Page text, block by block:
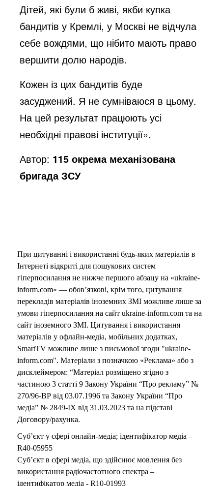
Дітей, які були б живі, якби купка
бандитів у Кремлі, у Москві не відчула
себе вождями, що нібито мають право
вершити долю народів.
Кожен із цих бандитів буде
засуджений. Я не сумніваюся в цьому.
На цей результат працюють усі
необхідні правові інституції».
Автор: 115 окрема механізована
бригада ЗСУ
При цитуванні і використанні будь-яких матеріалів в
Інтернеті відкриті для пошукових систем
гіперпосилання не нижче першого абзацу на «ukraine-
inform.com» — обов’язкові, крім того, цитування
перекладів матеріалів іноземних ЗМІ можливе лише за
умови гіперпосилання на сайт ukraine-inform.com та на
сайт іноземного ЗМІ. Цитування і використання
матеріалів у офлайн-медіа, мобільних додатках,
SmartTV можливе лише з письмової згоди "ukraine-
inform.com". Матеріали з позначкою «Реклама» або з
дисклеймером: “Матеріал розміщено згідно з
частиною 3 статті 9 Закону України “Про рекламу” №
270/96-ВР від 03.07.1996 та Закону України “Про
медіа” № 2849-IX від 31.03.2023 та на підставі
Договору/рахунка.
Суб’єкт у сфері онлайн-медіа; ідентифікатор медіа –
R40-05955
Суб’єкт в сфері медіа, що здійснює мовлення без
використання радіочастотного спектра –
ідентифікатор медіа - R10-01993